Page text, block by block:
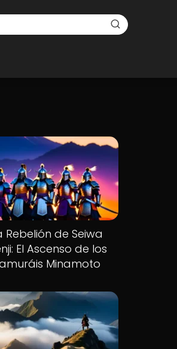
Rebelión de Seiwa
El Ascenso de los
Minamoto